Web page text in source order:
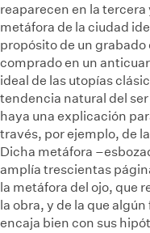
reaparecen en la tercera
metáfora de la ciudad
propósito de un grabado
comprado en un
ideal de las utopías
tendencia natural del
haya una explicación
través, por ejemplo, de
Dicha metáfora
amplía trescientas
la metáfora del ojo, que
la obra, y de la que
encaja bien con sus